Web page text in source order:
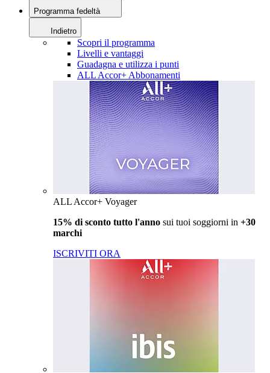
Programma fedeltà
Indietro
Scopri il programma
Livelli e vantaggi
Guadagna e utilizza i punti
ALL Accor+ Abbonamenti
ALL Accor+ Voyager
15% di sconto tutto l'anno sui tuoi soggiorni in +30
marchi
ISCRIVITI ORA